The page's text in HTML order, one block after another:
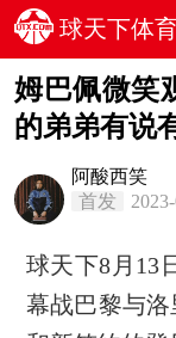
球天下体
姆巴佩微笑
的弟弟有说
阿酸西笑
首发
球天下8月13
幕战巴黎与